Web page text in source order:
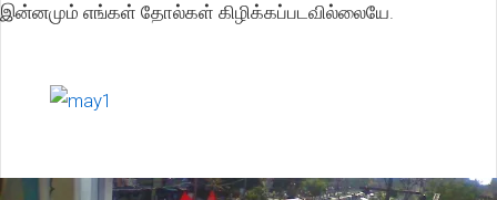
இன்னமும் எங்கள் தோல்கள் கிழிக்கப்படவில்லையே.